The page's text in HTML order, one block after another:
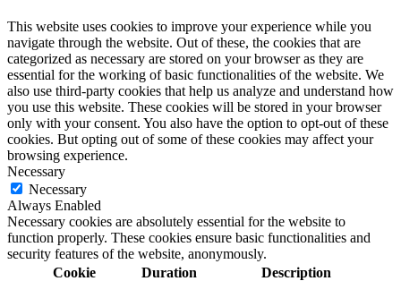
This website uses cookies to improve your experience while you
navigate through the website. Out of these, the cookies that are
categorized as necessary are stored on your browser as they are
essential for the working of basic functionalities of the website. We
also use third-party cookies that help us analyze and understand how
you use this website. These cookies will be stored in your browser
only with your consent. You also have the option to opt-out of these
cookies. But opting out of some of these cookies may affect your
browsing experience.
Necessary
Necessary
Always Enabled
Necessary cookies are absolutely essential for the website to
function properly. These cookies ensure basic functionalities and
security features of the website, anonymously.
Cookie
Duration Description